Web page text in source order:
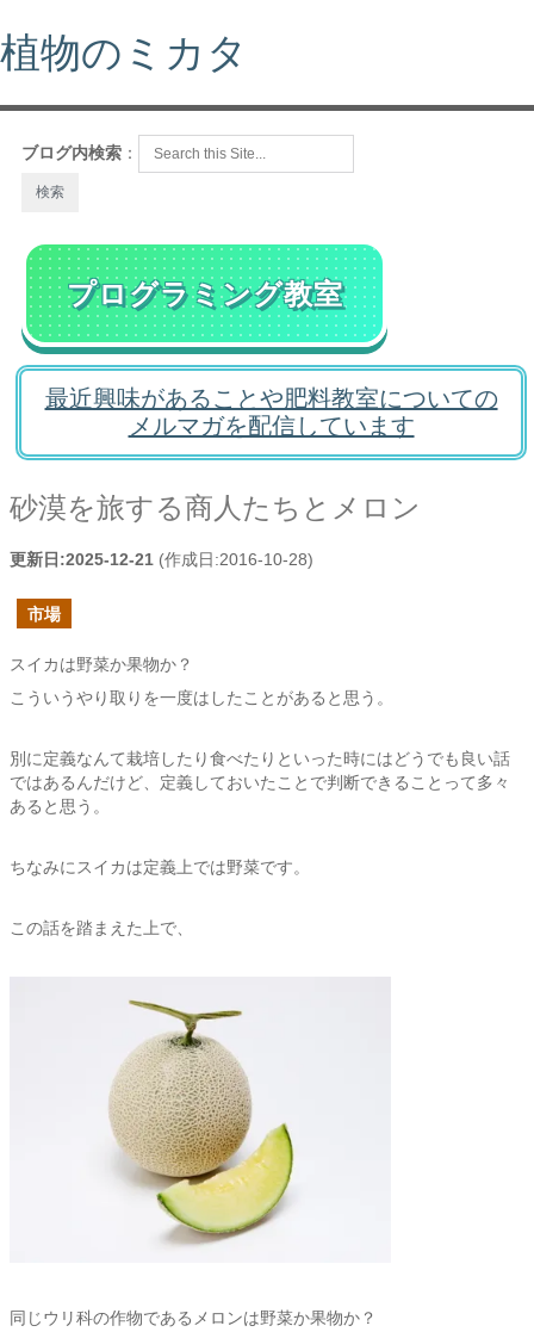
植物のミカタ
ブログ内検索 ：
プログラミング教室
最近興味があることや肥料教室についての
メルマガを配信しています
砂漠を旅する商人たちとメロン
更新日:2025-12-21 (作成日:2016-10-28)
市場
スイカは野菜か果物か？
こういうやり取りを一度はしたことがあると思う。
別に定義なんて栽培したり食べたりといった時にはどうでも良い話
ではあるんだけど、定義しておいたことで判断できることって多々
あると思う。
ちなみにスイカは定義上では野菜です。
この話を踏まえた上で、
同じウリ科の作物であるメロンは野菜か果物か？